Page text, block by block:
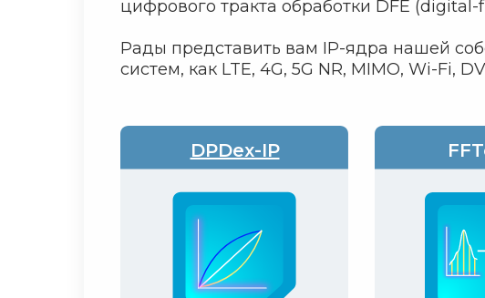
цифрового тракта обработки DFE (digital-
Рады представить вам IP-ядра нашей
систем, как LTE, 4G, 5G NR, MIMO, Wi-Fi,
DPDex-IP